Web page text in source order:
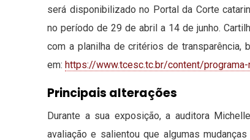
será disponibilizado no Portal da Corte
no período de 29 de abril a 14 de junho.
com a planilha de critérios de
em: https://www.tcesc.tc.br/content/
Principais alterações
Durante a sua exposição, a auditora
avaliação e salientou que algumas